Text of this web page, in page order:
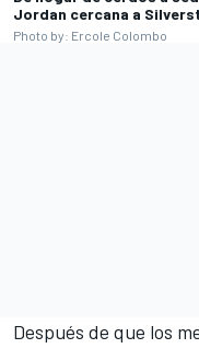
Jordan cercana a
Photo by: Ercole Colombo
Después de que los